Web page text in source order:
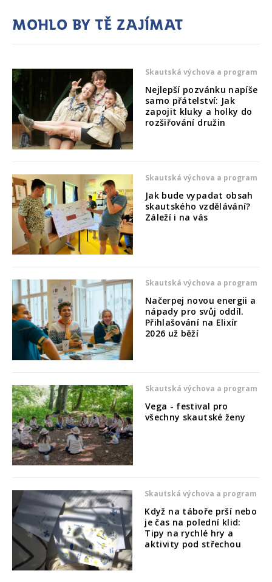
Mohlo by tě zajímat
Skautská výchova a program
Nejlepší pozvánku napíše
samo přátelství: Jak
zapojit kluky a holky do
rozšiřování družin
Skautská výchova a program
Jak bude vypadat obsah
skautského vzdělávání?
Záleží i na vás
Skautská výchova a program
Načerpej novou energii a
nápady pro svůj oddíl.
Přihlašování na Elixír
2026 už běží
Skautská výchova a program
Vega - festival pro
všechny skautské ženy
Skautská výchova a program
Když na táboře prší nebo
je čas na polední klid:
Tipy na rychlé hry a
aktivity pod střechou